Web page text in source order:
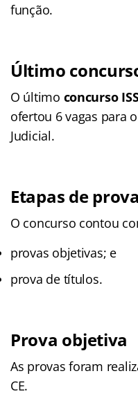
função.
Último
O último concurso
ofertou 6 vagas para
Judicial.
Etapas de
O concurso contou
provas objetivas; e
prova de títulos.
Prova objetiva
As provas foram
CE.